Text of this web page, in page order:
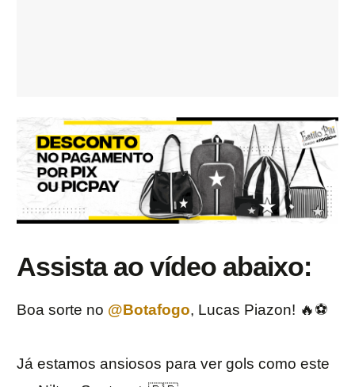
Assista ao vídeo abaixo:
Boa sorte no @Botafogo, Lucas Piazon! 🔥⚽️
Já estamos ansiosos para ver gols como este